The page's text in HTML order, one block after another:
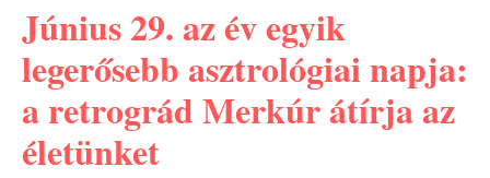
Június 29. az év egyik
legerősebb asztrológiai napja:
a retrográd Merkúr átírja az
életünket